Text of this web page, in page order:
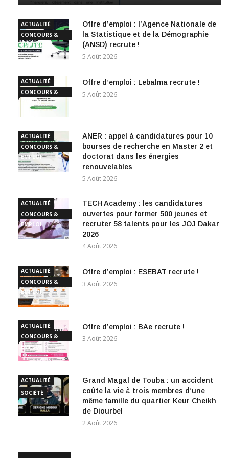
ACTUALITÉ
CONCOURS &
EMPLOI
Offre d’emploi : l’Agence Nationale de
la Statistique et de la Démographie
(ANSD) recrute !
5 Août 2026
ACTUALITÉ
CONCOURS &
EMPLOI
Offre d’emploi : Lebalma recrute !
5 Août 2026
ACTUALITÉ
CONCOURS &
EMPLOI
ANER : appel à candidatures pour 10
bourses de recherche en Master 2 et
doctorat dans les énergies
renouvelables
5 Août 2026
ACTUALITÉ
CONCOURS &
EMPLOI
TECH Academy : les candidatures
ouvertes pour former 500 jeunes et
recruter 58 talents pour les JOJ Dakar
2026
4 Août 2026
ACTUALITÉ
CONCOURS &
EMPLOI
Offre d’emploi : ESEBAT recrute !
3 Août 2026
ACTUALITÉ
CONCOURS &
EMPLOI
Offre d’emploi : BAe recrute !
3 Août 2026
ACTUALITÉ
SOCIÉTÉ
Grand Magal de Touba : un accident
coûte la vie à trois membres d’une
même famille du quartier Keur Cheikh
de Diourbel
2 Août 2026